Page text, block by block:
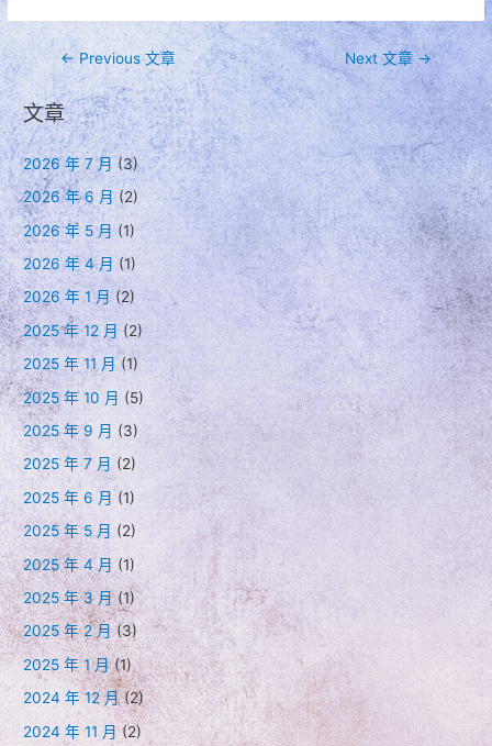
文
章
導
覽
←Previous 文章 Next 文章→
文章
2026 年 7 月(3)
2026 年 6 月(2)
2026 年 5 月(1)
2026 年 4 月 (1)
2026 年 1 月 (2)
2025 年 12 月(2)
2025 年 11 月(1)
2025 年 10 月 (5)
2025 年 9 月 (3)
2025 年 7 月 (2)
2025 年 6 月 (1)
2025 年 5 月 (2)
2025 年 4 月(1)
2025 年 3 月(1)
2025 年 2 月(3)
2025 年 1 月(1)
2024 年 12 月(2)
2024 年 11 月 (2)